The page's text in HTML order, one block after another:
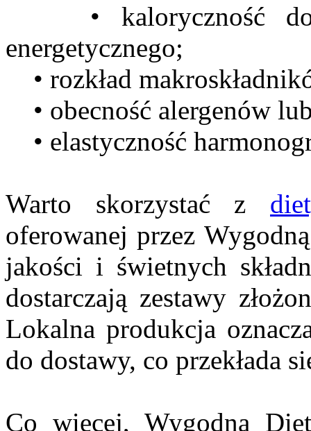
• kaloryczność
energetycznego;
• rozkład
• obecność alergenów
• elastyczność
Warto skorzystać z
oferowanej przez
jakości i świetnych
dostarczają zestawy
Lokalna produkcja
do dostawy, co przekłada
Co więcej, Wygodna